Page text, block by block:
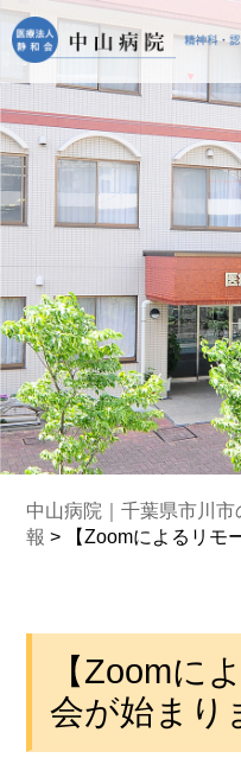
中山病院｜千葉県市川
報 > 【Zoomによるリモ
【Zoomに
会が始まり